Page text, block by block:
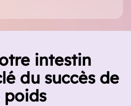
intestin
du succès de